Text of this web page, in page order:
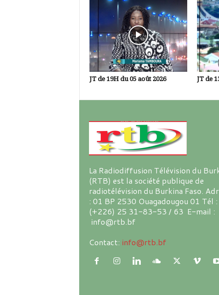
JT de 19H du 05 août 2026 JT de
La Radiodiffusion Télévision du
(RTB) est la société publique de
radiotélévision du Burkina Faso.
: 01 BP 2530 Ouagadougou 01 Tél :
(+226) 25 31-83-53 / 63 E-mail :
info@rtb.bf
Contact: info@rtb.bf